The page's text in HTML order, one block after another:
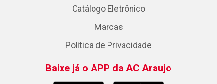
Catálogo Eletrônico
Marcas
Política de Privacidade
Baixe já o APP da AC Araujo